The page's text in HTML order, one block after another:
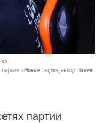
партии «Новые люди», автор Павел
партии